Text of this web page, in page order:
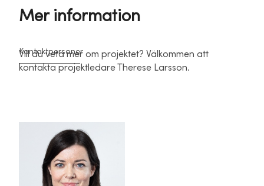
Mer information
Kontaktpersoner
Vill du veta mer om projektet? Välkommen att
kontakta projektledare Therese Larsson.